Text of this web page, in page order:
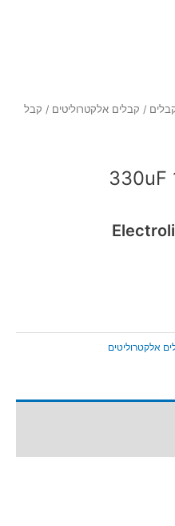
/ קבלים אלקטרוליטים / קבל
אלקטרוליטים